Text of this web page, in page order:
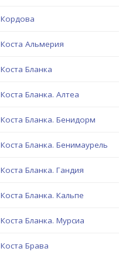
Кордова
Коста Альмерия
Коста Бланка
Коста Бланка. Алтеа
Коста Бланка. Бенидорм
Коста Бланка. Бенимаурель
Коста Бланка. Гандия
Коста Бланка. Кальпе
Коста Бланка. Мурсиа
Коста Брава